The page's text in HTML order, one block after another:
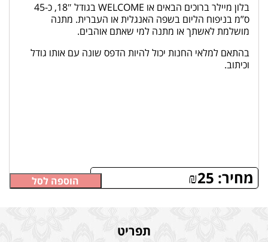
בלון מיילר ברוכים הבאים או WELCOME בגודל 18″, כ-45
ס”מ בניפוח הליום בשפה האנגלית או העברית. מתנה
מושלמת לאשתך או מתנה למי שאתם אוהבים.
בהתאם למלאי החנות יכול להיות הדפס שונה עם אותו גודל
וכיתוב.
מחיר: ₪25 הוספה לסל
תפריט